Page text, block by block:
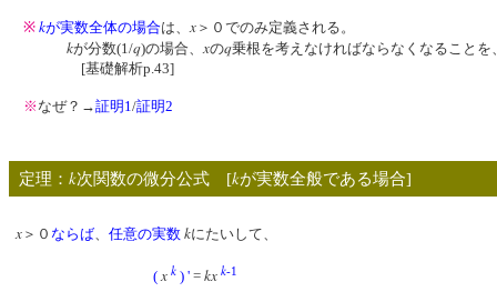
※ kが実数全体の場合は、x ＞０でのみ定義される。
kが分数(1/q)の場合、xのq乗根を考えなければならなくなること
[基礎解析p.43]
※ なぜ？→証明1/証明2
定理：k次関数の微分公式 [kが実数全般である場合]
x ＞０ ならば 任意の実数 kにたいして、
( x k ) ' = kx k-1